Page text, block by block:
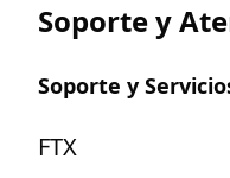
Soporte y
Soporte y
FTX